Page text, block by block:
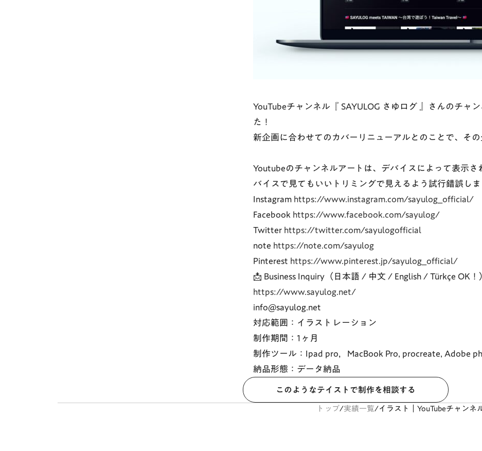
YouTubeチャンネル『 SAYULOG さゆログ 』さんのチャ
た！
新企画に合わせてのカバーリニューアルとのことで、そ
Youtubeのチャンネルアートは、デバイスによって表示
バイスで見てもいいトリミングで見えるよう試行錯誤しま
Instagramhttps://www.instagram.com/sayulog_official/
Facebookhttps://www.facebook.com/sayulog/
Twitterhttps://twitter.com/sayulogofficial
notehttps://note.com/sayulog
Pinteresthttps://www.pinterest.jp/sayulog_official/
📩 Business Inquiry（日本語 / 中文 / English / Türkçe OK！）
https://www.sayulog.net/
info@sayulog.net
対応範囲：イラストレーション
制作期間：1ヶ月
制作ツール：Ipad pro，MacBook Pro, procreate, Adobe
納品形態：データ納品
このようなテイストで制作を相談する
トップ/実績一覧/イラスト｜YouTubeチャン